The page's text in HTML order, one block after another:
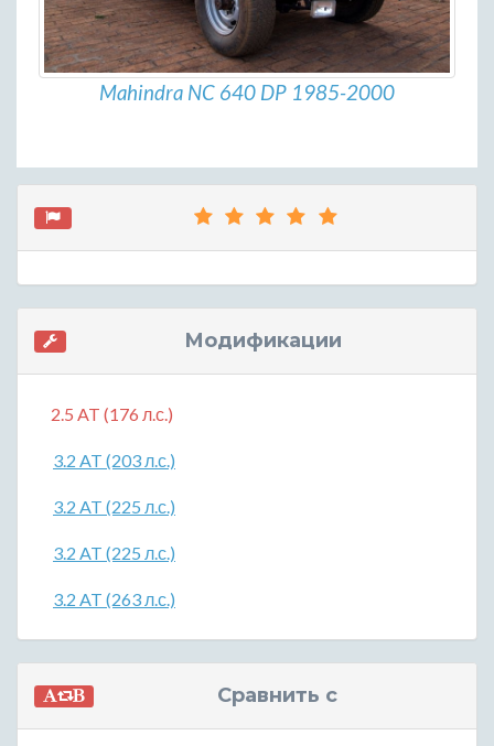
Mahindra NC 640 DP 1985-2000
Модификации
2.5 AT (176 л.с.)
3.2 AT (203 л.с.)
3.2 AT (225 л.с.)
3.2 AT (225 л.с.)
3.2 AT (263 л.с.)
Сравнить с